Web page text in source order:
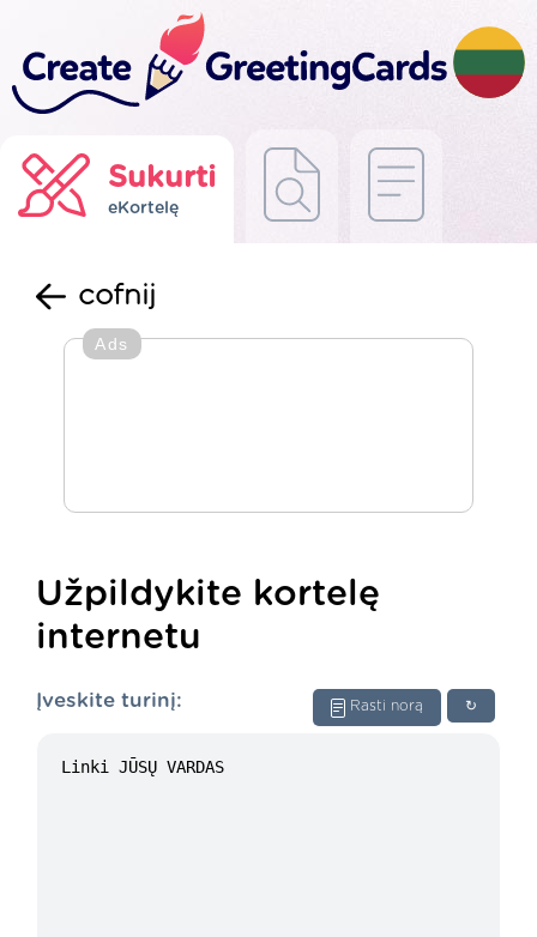
Sukurti
eKortelę
cofnij
Ads
Užpildykite kortelę
internetu
↻
Rasti norą
Įveskite turinį: